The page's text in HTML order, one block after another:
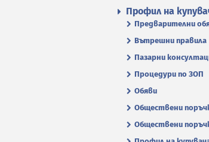
Профил на
Предварителни
Вътрешни правила
Пазарни
Процедури по ЗОП
Обяви
Обществени
Обществени